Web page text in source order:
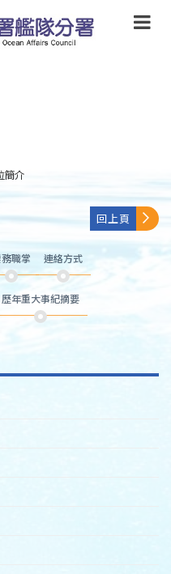
簡介
回上頁
職掌 連絡方式
歷年重大事紀摘要